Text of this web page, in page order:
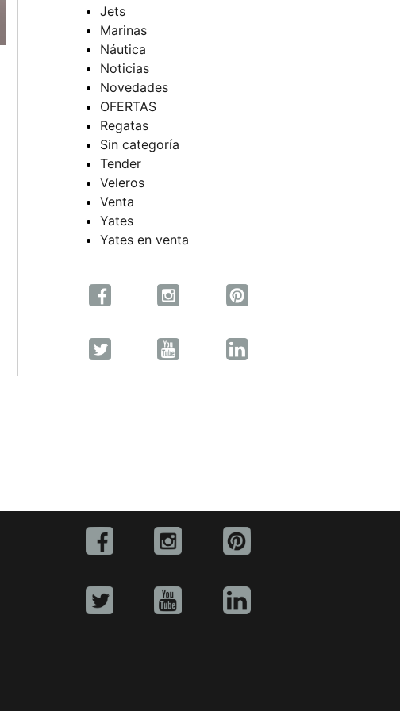
Jets
Marinas
Náutica
Noticias
Novedades
OFERTAS
Regatas
Sin categoría
Tender
Veleros
Venta
Yates
Yates en venta